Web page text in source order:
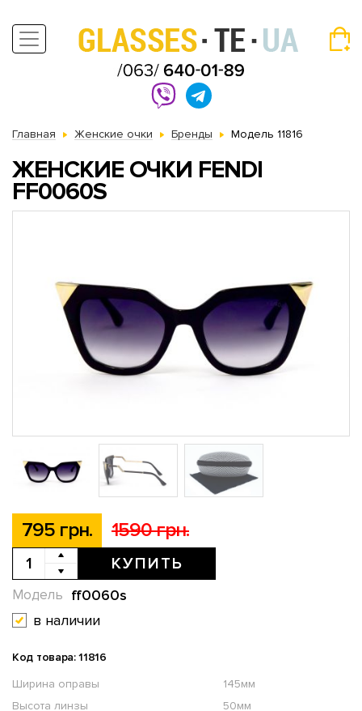
Главная Женские очки Бренды Модель 11816
ЖЕНСКИЕ ОЧКИ FENDI
FF0060S
795 грн. 1590 грн.
КУПИТЬ
ff0060s
Модель
в наличии
Код товара: 11816
Ширина оправы
145мм
Высота линзы
50мм